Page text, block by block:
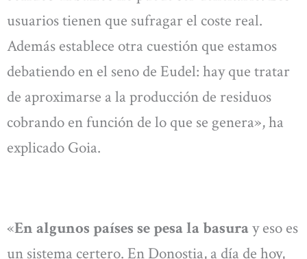
usuarios tienen que sufragar el coste real.
Además establece otra cuestión que estamos
debatiendo en el seno de Eudel: hay que tratar
de aproximarse a la producción de residuos
cobrando en función de lo que se genera», ha
explicado Goia.
«En algunos países se pesa la basuray eso es
un sistema certero. En Donostia, a día de hoy,